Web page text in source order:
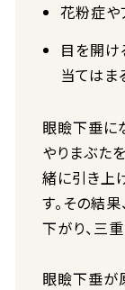
花粉症や
目を開
当てはま
眼瞼下垂に
やりまぶた
緒に引き上
す。その結
下がり、三
眼瞼下垂が